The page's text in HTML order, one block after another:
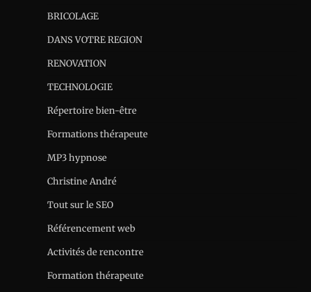
BRICOLAGE
DANS VOTRE REGION
RENOVATION
TECHNOLOGIE
Répertoire bien-être
Formations thérapeute
MP3 hypnose
Christine André
Tout sur le SEO
Référencement web
Activités de rencontre
Formation thérapeute